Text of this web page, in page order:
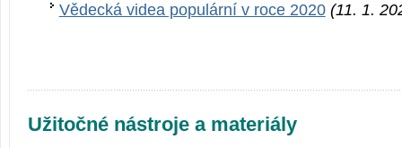
Vědecká videa populární v roce 2020 (11. 1.
Užitočné nástroje a materiály